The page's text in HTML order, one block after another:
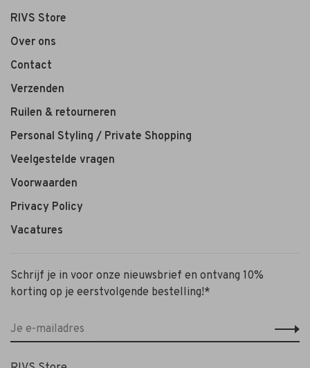
RIVS Store
Over ons
Contact
Verzenden
Ruilen & retourneren
Personal Styling / Private Shopping
Veelgestelde vragen
Voorwaarden
Privacy Policy
Vacatures
Schrijf je in voor onze nieuwsbrief en ontvang 10%
korting op je eerstvolgende bestelling!*